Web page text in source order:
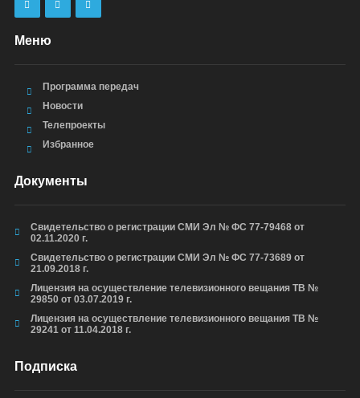
Меню
Программа передач
Новости
Телепроекты
Избранное
Документы
Свидетельство о регистрации СМИ Эл № ФС 77-79468 от
02.11.2020 г.
Свидетельство о регистрации СМИ Эл № ФС 77-73689 от
21.09.2018 г.
Лицензия на осуществление телевизионного вещания ТВ №
29850 от 03.07.2019 г.
Лицензия на осуществление телевизионного вещания ТВ №
29241 от 11.04.2018 г.
Подписка